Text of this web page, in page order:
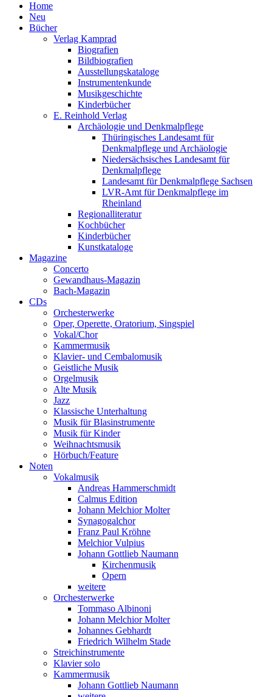
Home
Neu
Bücher
Verlag Kamprad
Biografien
Bildbiografien
Ausstellungskataloge
Instrumentenkunde
Musikgeschichte
Kinderbücher
E. Reinhold Verlag
Archäologie und Denkmalpflege
Thüringisches Landesamt für
Denkmalpflege und Archäologie
Niedersächsisches Landesamt für
Denkmalpflege
Landesamt für Denkmalpflege Sachsen
LVR-Amt für Denkmalpflege im
Rheinland
Regionalliteratur
Kochbücher
Kinderbücher
Kunstkataloge
Magazine
Concerto
Gewandhaus-Magazin
Bach-Magazin
CDs
Orchesterwerke
Oper, Operette, Oratorium, Singspiel
Vokal/Chor
Kammermusik
Klavier- und Cembalomusik
Geistliche Musik
Orgelmusik
Alte Musik
Jazz
Klassische Unterhaltung
Musik für Blasinstrumente
Musik für Kinder
Weihnachtsmusik
Hörbuch/Feature
Noten
Vokalmusik
Andreas Hammerschmidt
Calmus Edition
Johann Melchior Molter
Synagogalchor
Franz Paul Kröhne
Melchior Vulpius
Johann Gottlieb Naumann
Kirchenmusik
Opern
weitere
Orchesterwerke
Tommaso Albinoni
Johann Melchior Molter
Johannes Gebhardt
Friedrich Wilhelm Stade
Streichinstrumente
Klavier solo
Kammermusik
Johann Gottlieb Naumann